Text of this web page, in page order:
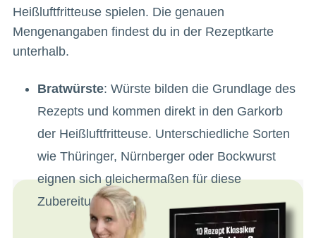
Heißluftfritteuse spielen. Die genauen
Mengenangaben findest du in der Rezeptkarte
unterhalb.
Bratwürste: Würste bilden die Grundlage des
Rezepts und kommen direkt in den Garkorb
der Heißluftfritteuse. Unterschiedliche Sorten
wie Thüringer, Nürnberger oder Bockwurst
eignen sich gleichermaßen für diese
Zubereitung.